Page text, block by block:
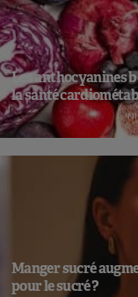
Les anthocyanines
la santé
Manger sucré
pour le sucré ?